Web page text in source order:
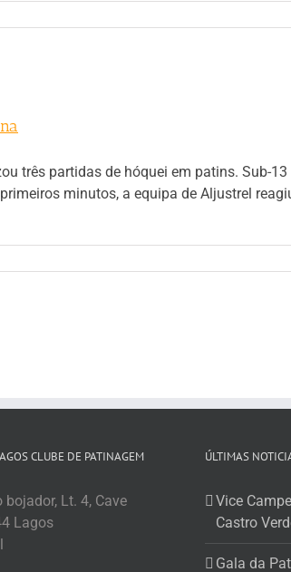
três partidas de hóquei em patins. Sub-
minutos, a equipa de Aljustrel
CLUBE DE PATINAGEM
bojador, Lt. 4, Cave
Lagos
ÚLTIMAS
Vice
Castro
Gala da